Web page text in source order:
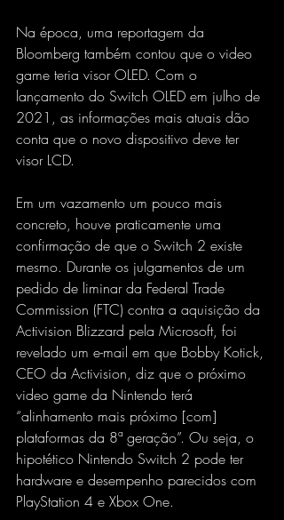
Na época, uma reportagem da
Bloomberg também contou que o video
game teria visor OLED. Com o
lançamento do Switch OLED em julho de
2021, as informações mais atuais dão
conta que o novo dispositivo deve ter
visor LCD.
Em um vazamento um pouco mais
concreto, houve praticamente uma
confirmação de que o Switch 2 existe
mesmo. Durante os julgamentos de um
pedido de liminar da Federal Trade
Commission (FTC) contra a aquisição da
Activision Blizzard pela Microsoft, foi
revelado um e-mail em que Bobby Kotick,
CEO da Activision, diz que o próximo
video game da Nintendo terá
“alinhamento mais próximo [com]
plataformas da 8ª geração”. Ou seja, o
hipotético Nintendo Switch 2 pode ter
hardware e desempenho parecidos com
PlayStation 4 e Xbox One.